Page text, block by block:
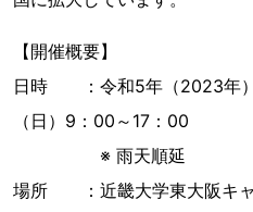
【開催概要】
日時 ：令和5年（2023年）
（日）9：00～17：00
※ 雨天順延
場所 ：近畿大学東大阪キ